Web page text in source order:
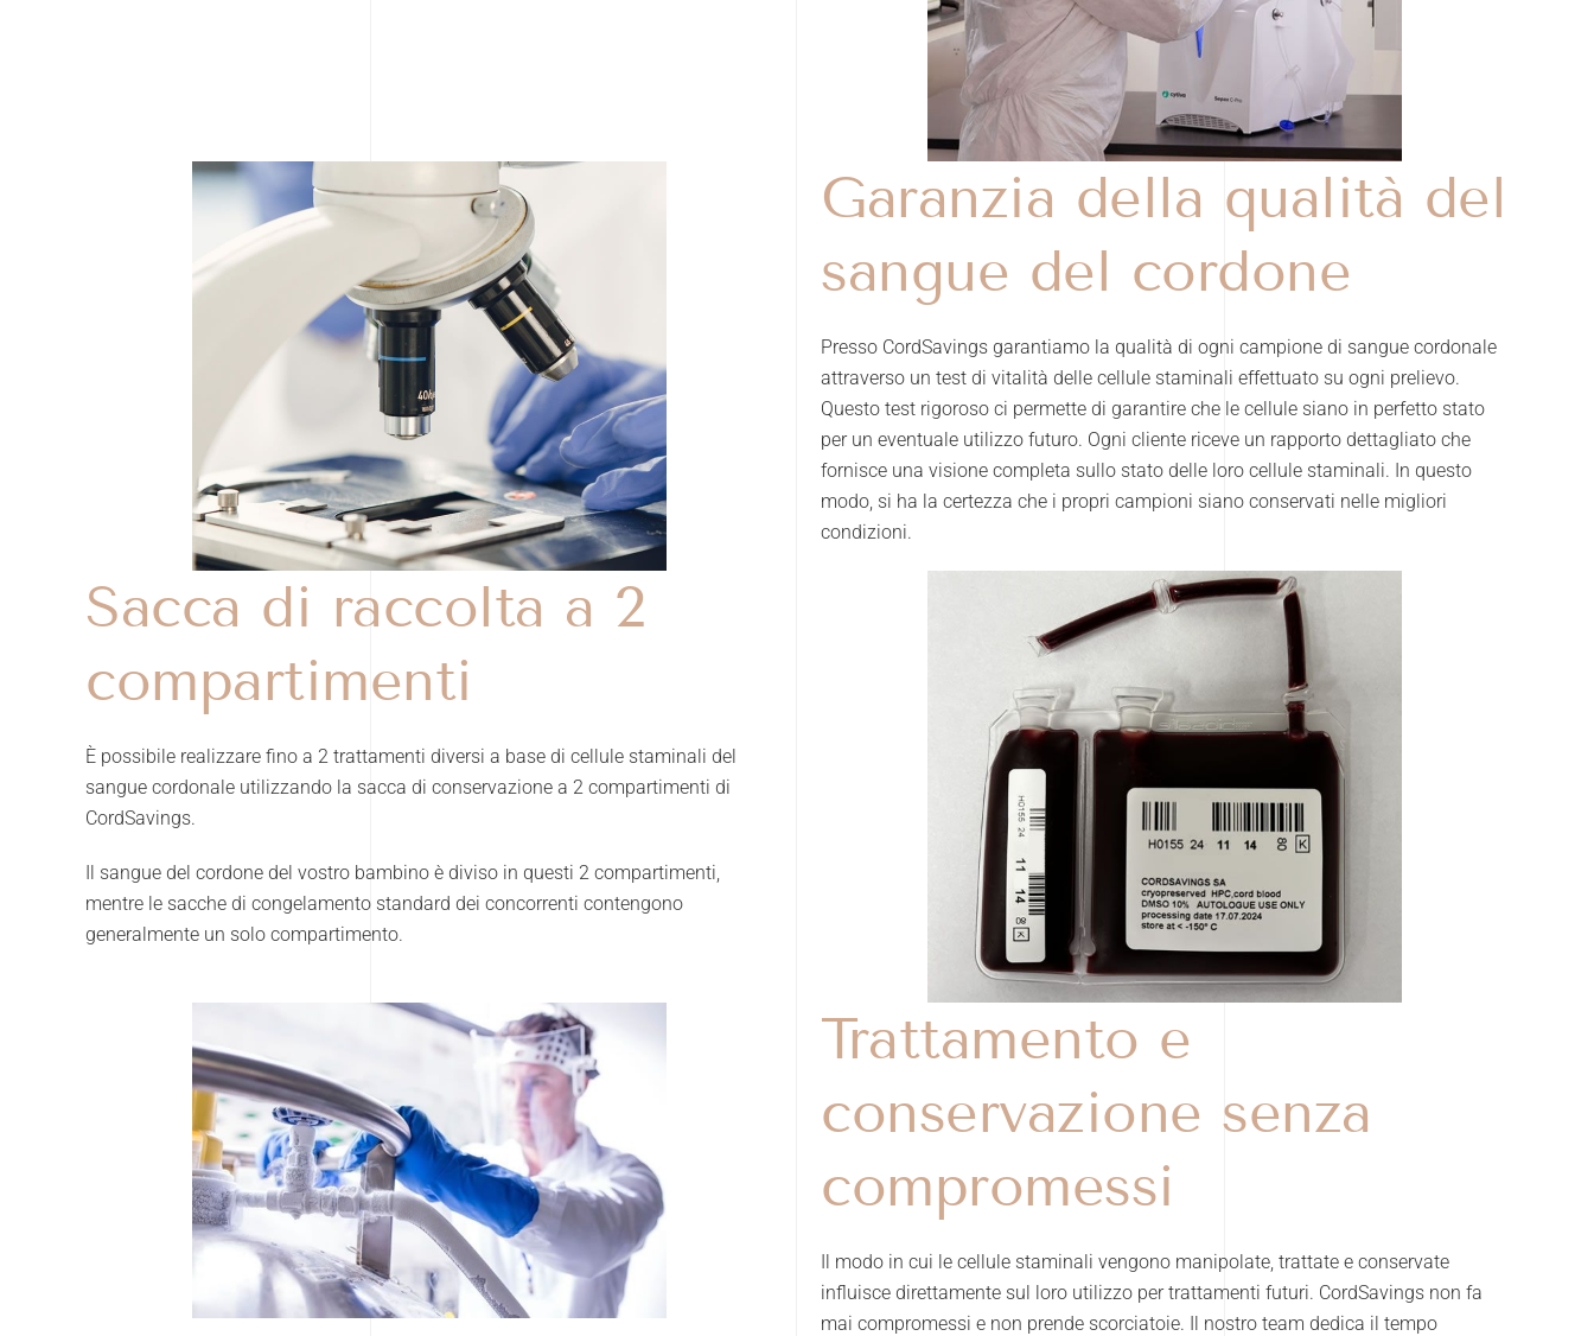
Garanzia della qualità del
sangue del cordone
Presso CordSavings garantiamo la qualità di ogni campione di sangue cordonale
attraverso un test di vitalità delle cellule staminali effettuato su ogni prelievo.
Questo test rigoroso ci permette di garantire che le cellule siano in perfetto stato
per un eventuale utilizzo futuro. Ogni cliente riceve un rapporto dettagliato che
fornisce una visione completa sullo stato delle loro cellule staminali. In questo
modo, si ha la certezza che i propri campioni siano conservati nelle migliori
condizioni.
Sacca di raccolta a 2
compartimenti
È possibile realizzare fino a 2 trattamenti diversi a base di cellule staminali del
sangue cordonale utilizzando la sacca di conservazione a 2 compartimenti di
CordSavings.
Il sangue del cordone del vostro bambino è diviso in questi 2 compartimenti,
mentre le sacche di congelamento standard dei concorrenti contengono
generalmente un solo compartimento.
Trattamento e
conservazione senza
compromessi
Il modo in cui le cellule staminali vengono manipolate, trattate e conservate
influisce direttamente sul loro utilizzo per trattamenti futuri. CordSavings non fa
mai compromessi e non prende scorciatoie. Il nostro team dedica il tempo